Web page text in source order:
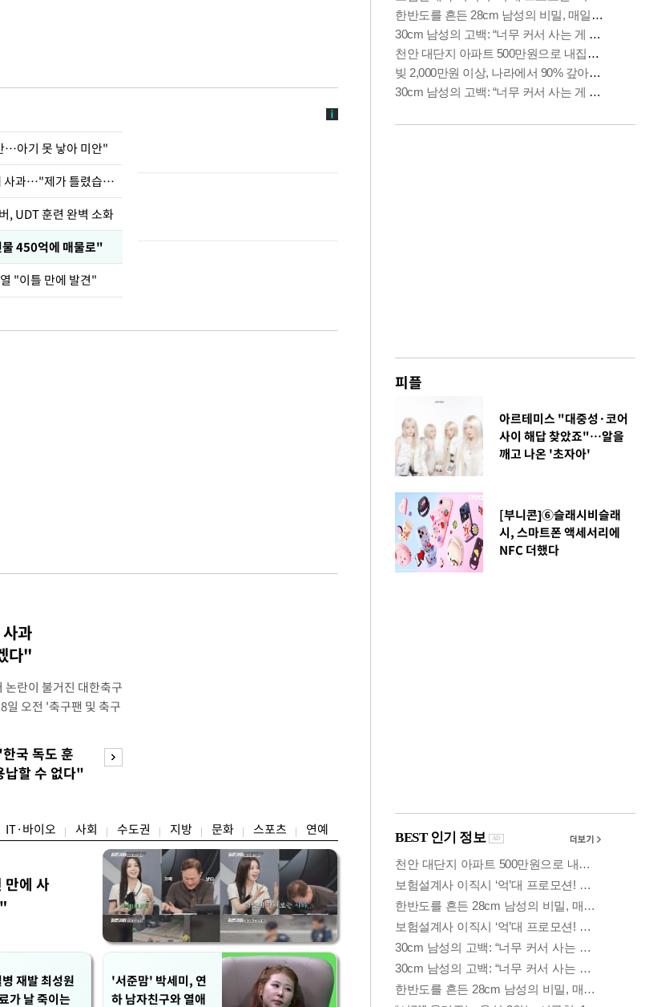
…아기 못 낳아 미안"
표창원, 남규리에 15년 만에 사과…"제가 틀렸습니다"
, UDT 훈련 완벽 소화
450억에 매물로"
"이틀 만에 발견"
과
다"
논란이 불거진 대한축구
일 오전 '축구팬 및 축구
목의 입장문을 발표했
맹(FIFA) 북중미 월드
체육관광위원회 청문
전 감독 선
국 독도 훈
할 수 없다"
IT·바이오 사회 수도권 지방 문화 스포츠 연예
만에 사
재발 최성원
가 날 죽이는
'서준맘' 박세미, 연
하 남자친구와 열애
피플
아르테미스 "대중성·코어
사이 해답 찾았죠"…알을
깨고 나온 '초자아'
[부니콘]⑥슬래시비슬래
시, 스마트폰 액세서리에
NFC 더했다